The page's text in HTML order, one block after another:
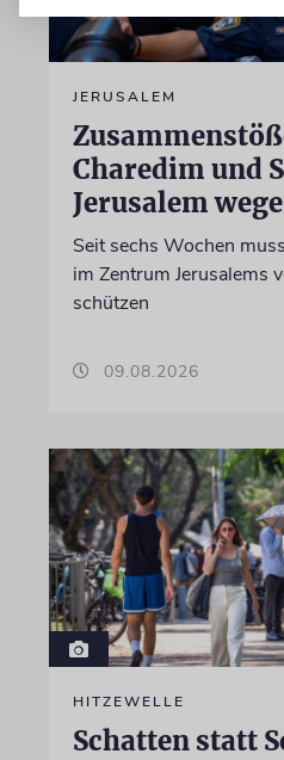
JERUSALEM
Charedim und
Jerusalem
Seit sechs Wochen
im Zentrum Jerusalems
schützen
09.08.2026
HITZEWELLE
Schatten statt